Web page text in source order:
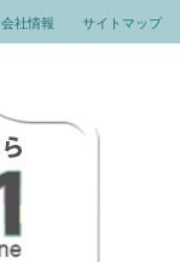
会社情報 サイトマップ